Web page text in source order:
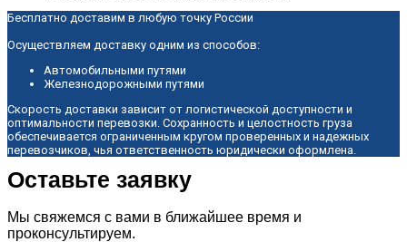
Бесплатно доставим в любую точку России
Осуществляем доставку одним из способов:
Автомобильными путями
Железнодорожными путями
Скорость доставки зависит от логистической доступности и
оптимальности перевозки. Сохранность и целостность груза
обеспечивается ограниченным кругом проверенных и надежных
перевозчиков, чья ответственность юридически оформлена.
Оставьте заявку
Мы свяжемся с вами в ближайшее время и
проконсультируем.